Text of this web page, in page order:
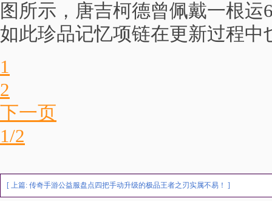
图所示，唐吉柯德曾佩戴一根
如此珍品记忆项链在更新过程中
1
2
下一页
1/2
[ 上篇: 传奇手游公益服盘点四把手动升级的极品王者之刃实属不易！ ]